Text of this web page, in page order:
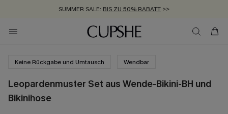
SUMMER SALE: BIS ZU 50% RABATT >>
ZUM NEWSLETTER:BIS ZU -20% EXTRA ERHALTEN
KOSTENLOSER VERSAND AB 89 €
Keine Rückgabe und Umtausch Wendbar
Leopardenmuster Set aus Wende-Bikini-BH und
Bikinihose